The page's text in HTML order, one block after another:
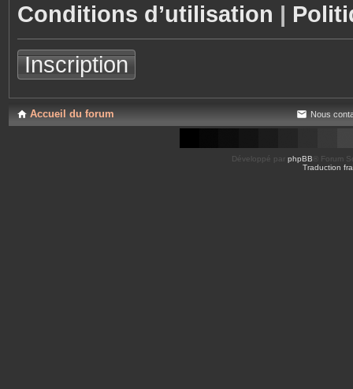
Conditions d’utilisation |
Inscription
Accueil du forum Nous
Développé par phpBB ® Forum
Traduction